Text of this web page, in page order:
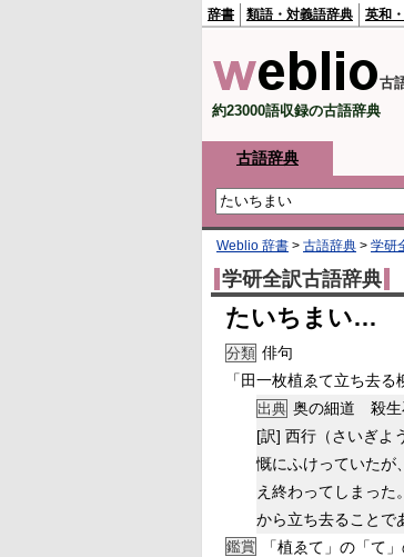
辞書 類語・対義語辞典 英和
古
約23000語収録の古語辞典
古語辞典
Weblio 辞書 > 古語辞典 > 学研
学研全訳古語辞典
たいちまい…
分類 俳句
「田一枚植ゑて立ち去る
出典 奥の細道 殺生
[訳] 西行（さいぎよ
慨にふけっていたが
え終わってしまった
から立ち去ることで
鑑賞
「植ゑて」の「て